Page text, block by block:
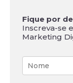
Fique por
Inscreva-se
Marketing